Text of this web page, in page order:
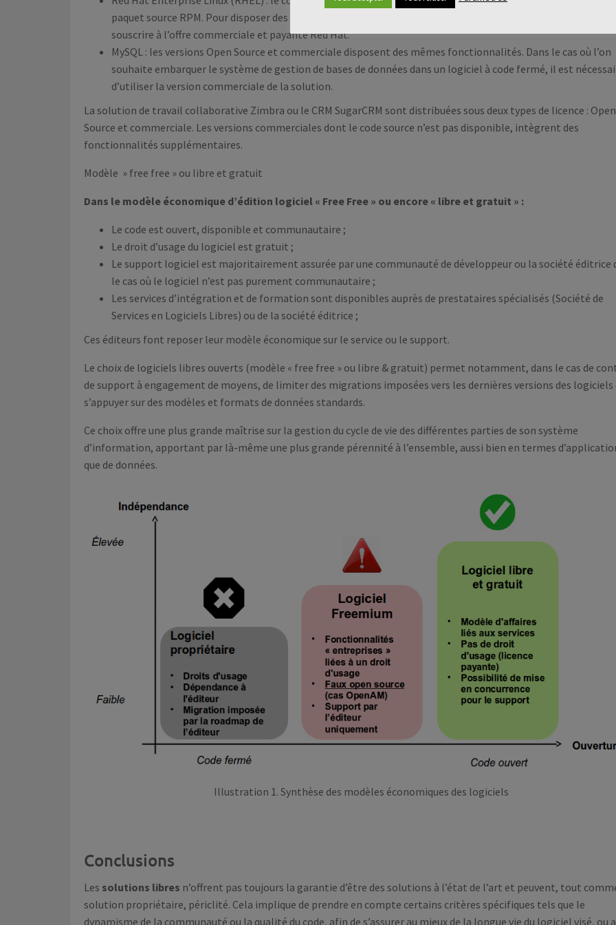
paquet source RPM. Pour disposer des binaires des mises à jour binaires (correctifs, sécurité), il est nécessaire
souscrire à l’offre commerciale et payante Red Hat.
MySQL : les versions Open Source et commerciale disposent des mêmes fonctionnalités. Dans le cas où l’on
souhaite embarquer le système de gestion de bases de données dans un logiciel à code fermé, il est
d’utiliser la version commerciale de la solution.
La solution de travail collaborative Zimbra ou le CRM SugarCRM sont distribuées sous deux types de licence : Open
Source et commerciale. Les versions commerciales dont le code source n’est pas disponible, intègrent des
fonctionnalités supplémentaires.
Modèle » free free » ou libre et gratuit
Dans le modèle économique d’édition logiciel « Free Free » ou encore « libre et gratuit » :
Le code est ouvert, disponible et communautaire ;
Le droit d’usage du logiciel est gratuit ;
Le support logiciel est majoritairement assurée par une communauté de développeur ou la société éditrice
le cas où le logiciel n’est pas purement communautaire ;
Les services d’intégration et de formation sont disponibles auprès de prestataires spécialisés (Société de
Services en Logiciels Libres) ou de la société éditrice ;
Ces éditeurs font reposer leur modèle économique sur le service ou le support.
Le choix de logiciels libres ouverts (modèle « free free » ou libre & gratuit) permet notamment, dans le cas de
de support à engagement de moyens, de limiter des migrations imposées vers les dernières versions des logiciels
s’appuyer sur des modèles et formats de données standards.
Ce choix offre une plus grande maîtrise sur la gestion du cycle de vie des différentes parties de son système
d’information, apportant par là-même une plus grande pérennité à l’ensemble, aussi bien en termes
que de données.
Illustration 1. Synthèse des modèles économiques des logiciels
Conclusions
Les solutions libres n’offrent pas toujours la garantie d’être des solutions à l’état de l’art et peuvent, tout
solution propriétaire, périclité. Cela implique de prendre en compte certains critères spécifiques tels que le
dynamisme de la communauté ou la qualité du code, afin de s’assurer au mieux de la longue vie du logiciel visé, ou